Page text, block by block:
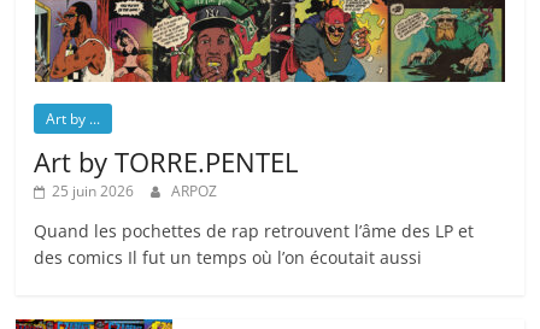
Art by ...
Art by TORRE.PENTEL
25 juin 2026 ARPOZ
Quand les pochettes de rap retrouvent l’âme des LP et
des comics Il fut un temps où l’on écoutait aussi